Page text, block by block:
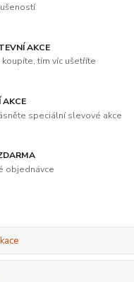
AKCE
koupíte, tím víc ušetříte
AKCE
speciální slevové akce
objednávce